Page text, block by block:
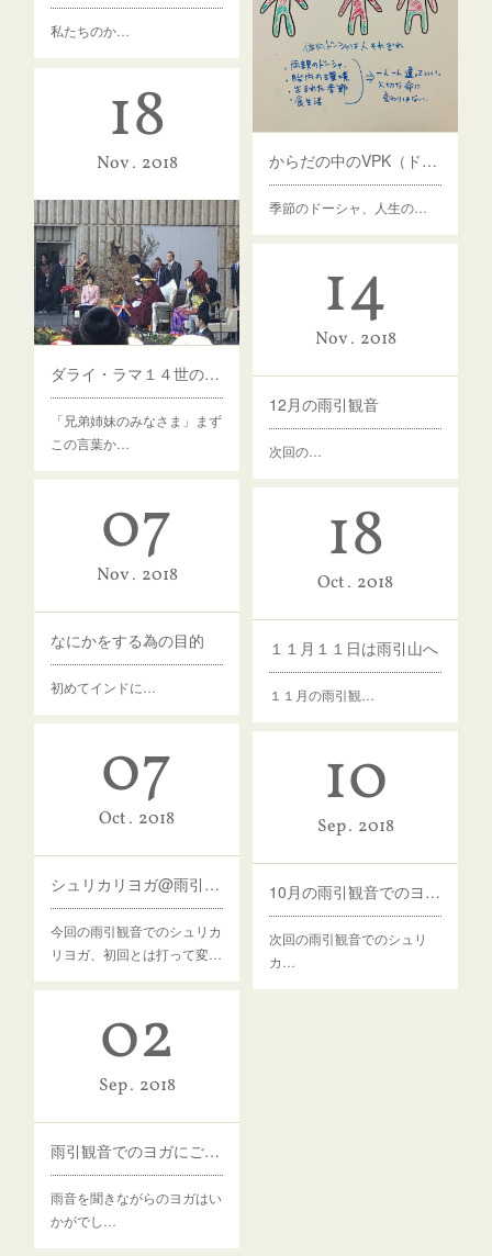
私たちのか…
からだの中のVPK（ドーシャ）
季節のドーシャ、人生の…
18
Nov 2018
ダライ・ラマ１４世のお話を聞いてきました
「兄弟姉妹のみなさま」まず
この言葉か…
14
Nov 2018
12月の雨引観音
次回の…
07
Nov 2018
なにかをする為の目的
初めてインドに…
18
Oct 2018
１１月１１日は雨引山へ
１１月の雨引観…
07
Oct 2018
シュリカリヨガ@雨引観音ご参加ありがとうございました
今回の雨引観音でのシュリカ
リヨガ、初回とは打って変…
10
Sep 2018
10月の雨引観音でのヨガのご案内
次回の雨引観音でのシュリ
カ…
02
Sep 2018
雨引観音でのヨガにご参加くださった皆様
雨音を聞きながらのヨガはい
かがでし…